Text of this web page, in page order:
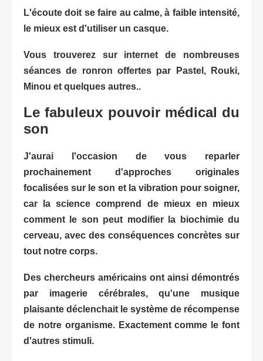
L'écoute doit se faire au calme, à faible intensité,
le mieux est d'utiliser un casque.
Vous trouverez sur internet de nombreuses
séances de ronron offertes par Pastel, Rouki,
Minou et quelques autres..
Le fabuleux pouvoir médical du
son
J'aurai l'occasion de vous reparler
prochainement d'approches originales
focalisées sur le son et la vibration pour soigner,
car la science comprend de mieux en mieux
comment le son peut modifier la biochimie du
cerveau, avec des conséquences concrètes sur
tout notre corps.
Des chercheurs américains ont ainsi démontrés
par imagerie cérébrales, qu'une musique
plaisante déclenchait le système de récompense
de notre organisme. Exactement comme le font
d'autres stimuli.